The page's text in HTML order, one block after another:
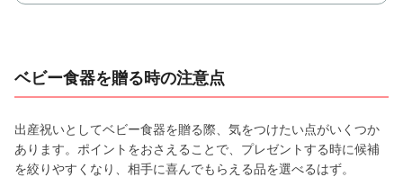
ベビー食器を贈る時の注意点
出産祝いとしてベビー食器を贈る際、気をつけたい点がいくつか
あります。ポイントをおさえることで、プレゼントする時に候補
を絞りやすくなり、相手に喜んでもらえる品を選べるはず。